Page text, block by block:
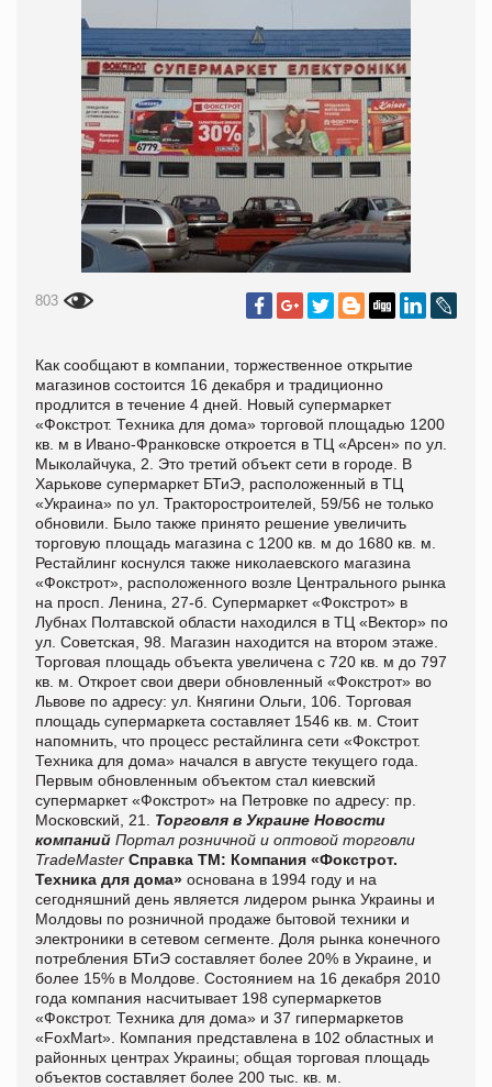
803
Как сообщают в компании, торжественное открытие
магазинов состоится 16 декабря и традиционно
продлится в течение 4 дней. Новый супермаркет
«Фокстрот. Техника для дома» торговой площадью 1200
кв. м в Ивано-Франковске откроется в ТЦ «Арсен» по ул.
Мыколайчука, 2. Это третий объект сети в городе. В
Харькове супермаркет БТиЭ, расположенный в ТЦ
«Украина» по ул. Тракторостроителей, 59/56 не только
обновили. Было также принято решение увеличить
торговую площадь магазина с 1200 кв. м до 1680 кв. м.
Рестайлинг коснулся также николаевского магазина
«Фокстрот», расположенного возле Центрального рынка
на просп. Ленина, 27-б. Супермаркет «Фокстрот» в
Лубнах Полтавской области находился в ТЦ «Вектор» по
ул. Советская, 98. Магазин находится на втором этаже.
Торговая площадь объекта увеличена с 720 кв. м до 797
кв. м. Откроет свои двери обновленный «Фокстрот» во
Львове по адресу: ул. Княгини Ольги, 106. Торговая
площадь супермаркета составляет 1546 кв. м. Стоит
напомнить, что процесс рестайлинга сети «Фокстрот.
Техника для дома» начался в августе текущего года.
Первым обновленным объектом стал киевский
супермаркет «Фокстрот» на Петровке по адресу: пр.
Московский, 21. Торговля в Украине Новости
компаний Портал розничной и оптовой торговли
TradeMaster Справка ТМ: Компания «Фокстрот.
Техника для дома» основана в 1994 году и на
сегодняшний день является лидером рынка Украины и
Молдовы по розничной продаже бытовой техники и
электроники в сетевом сегменте. Доля рынка конечного
потребления БТиЭ составляет более 20% в Украине, и
более 15% в Молдове. Состоянием на 16 декабря 2010
года компания насчитывает 198 супермаркетов
«Фокстрот. Техника для дома» и 37 гипермаркетов
«FoxMart». Компания представлена в 102 областных и
районных центрах Украины; общая торговая площадь
объектов составляет более 200 тыс. кв. м.